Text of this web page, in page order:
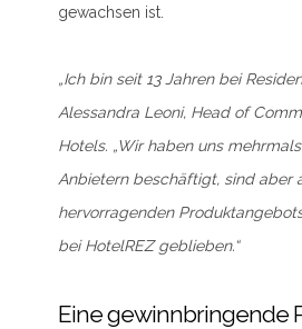
gewachsen ist.
„Ich bin seit 13 Jahren bei
Alessandra Leoni, Head of
Hotels. „Wir haben uns
Anbietern beschäftigt, sind aber
hervorragenden
bei HotelREZ geblieben.“
Eine gewinnbringende